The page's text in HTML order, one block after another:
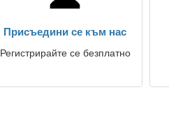
Присъедини се към нас
Регистрирайте се безплатно